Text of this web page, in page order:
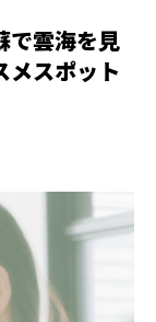
で雲海を見
スポット